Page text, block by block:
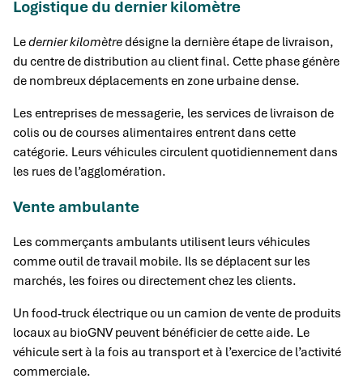
Logistique du dernier kilomètre
Ledernier kilomètredésigne la dernière étape de livraison,
du centre de distribution au client final. Cette phase génère
de nombreux déplacements en zone urbaine dense.
Les entreprises de messagerie, les services de livraison de
colis ou de courses alimentaires entrent dans cette
catégorie. Leurs véhicules circulent quotidiennement dans
les rues de l’agglomération.
Vente ambulante
Les commerçants ambulants utilisent leurs véhicules
comme outil de travail mobile. Ils se déplacent sur les
marchés, les foires ou directement chez les clients.
Un food-truck électrique ou un camion de vente de produits
locaux au bioGNV peuvent bénéficier de cette aide. Le
véhicule sert à la fois au transport et à l’exercice de l’activité
commerciale.